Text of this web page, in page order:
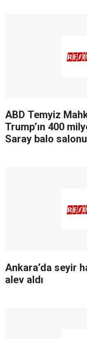
ABD Temyiz
Trump’ın 400
Saray balo
Ankara’da seyir
alev aldı